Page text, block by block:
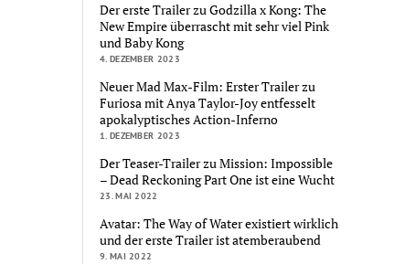
Der erste Trailer zu Godzilla x Kong: The
New Empire überrascht mit sehr viel Pink
und Baby Kong
4. DEZEMBER 2023
Neuer Mad Max-Film: Erster Trailer zu
Furiosa mit Anya Taylor-Joy entfesselt
apokalyptisches Action-Inferno
1. DEZEMBER 2023
Der Teaser-Trailer zu Mission: Impossible
– Dead Reckoning Part One ist eine Wucht
23. MAI 2022
Avatar: The Way of Water existiert wirklich
und der erste Trailer ist atemberaubend
9. MAI 2022